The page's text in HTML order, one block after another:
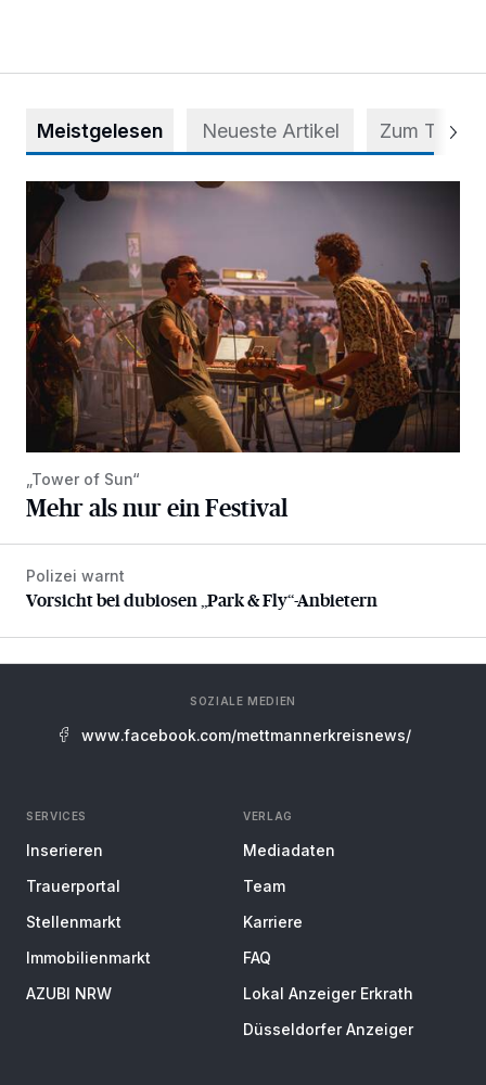
Meistgelesen Neueste Artikel Zum Thema
Mehr als nur ein Festival
„Tower of Sun“
Mehr als nur ein Festival
Vorsicht bei dubiosen „Park & Fly“-Anbietern
Polizei warnt
Vorsicht bei dubiosen „Park & Fly“-Anbietern
SOZIALE MEDIEN
www.facebook.com/mettmannerkreisnews/
SERVICES
Inserieren
Trauerportal
Stellenmarkt
Immobilienmarkt
AZUBI NRW
VERLAG
Mediadaten
Team
Karriere
FAQ
Lokal Anzeiger Erkrath
Düsseldorfer Anzeiger